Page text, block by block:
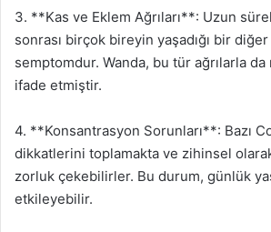
3. **Kas ve Eklem Ağrıları**: Uzun
sonrası birçok bireyin yaşadığı bir diğer
semptomdur. Wanda, bu tür ağrılarla
ifade etmiştir.
4. **Konsantrasyon Sorunları**: Bazı
dikkatlerini toplamakta ve zihinsel
zorluk çekebilirler. Bu durum, günlük
etkileyebilir.